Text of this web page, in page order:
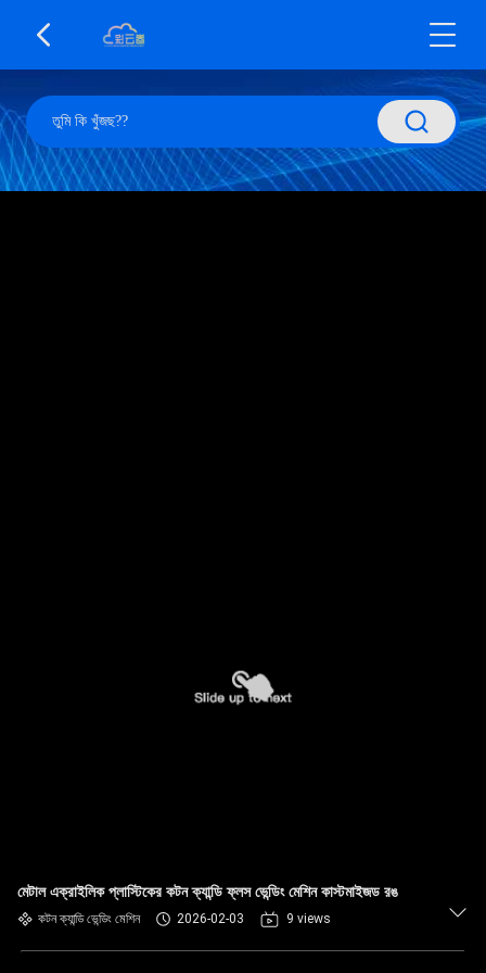
মেটাল এক্রাইলিক প্লাস্টিকের কটন ক্যান্ডি ফ্লস ভেন্ডিং মেশিন কাস্টমাইজড রঙ
কটন ক্যান্ডি ভেন্ডিং মেশিন 2026-02-03 9 views